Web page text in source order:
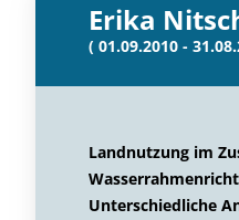
Erika
( 01.09.2010 -
Landnutzung im
Unterschiedliche